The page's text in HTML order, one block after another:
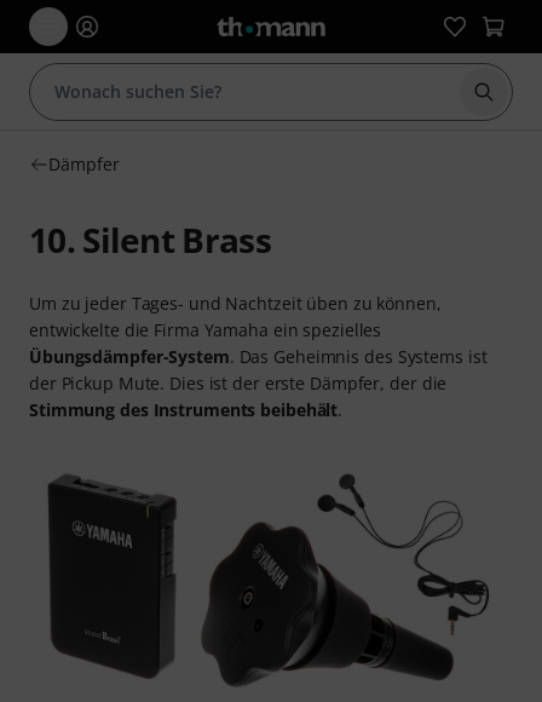
Suche
Dämpfer
10. Silent Brass
Um zu jeder Tages- und Nachtzeit üben zu können,
entwickelte die Firma Yamaha ein spezielles
Übungsdämpfer-System. Das Geheimnis des Systems ist
der Pickup Mute. Dies ist der erste Dämpfer, der die
Stimmung des Instruments beibehält.